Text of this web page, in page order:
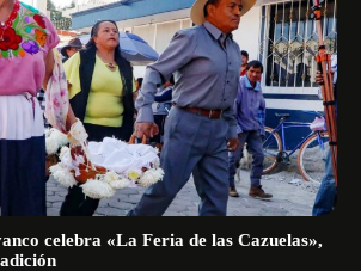
celebra «La Feria de las Cazuelas»,